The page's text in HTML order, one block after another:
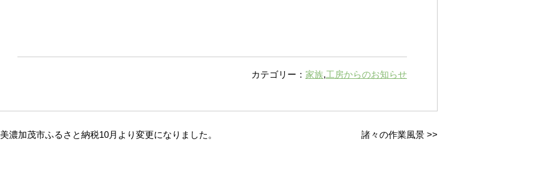
カテゴリー： 家族,工房からのお知らせ
美濃加茂市ふるさと納税10月より変更になりました。 諸々の作業風景 >>